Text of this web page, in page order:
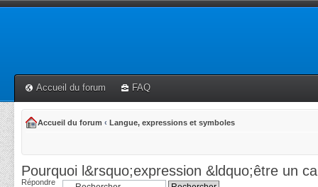
Accueil du forum FAQ
Accueil du forum ‹ Langue, expressions et symboles
Pourquoi l&rsquo;expression &ldquo;être un
Répondre